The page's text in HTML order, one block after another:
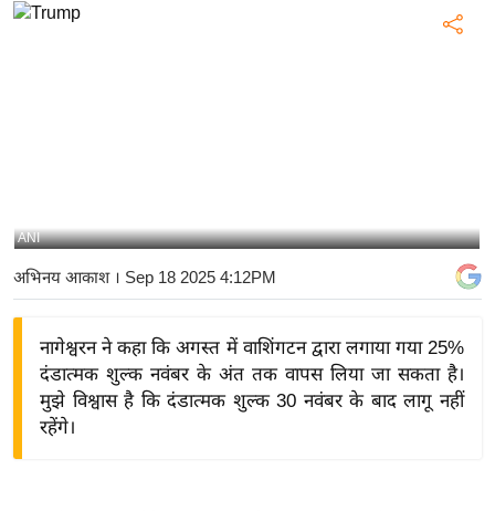
रा
य
बि
ज़
द्यो
ANI
अभिनय आकाश। Sep 18 2025 4:12PM
नागेश्वरन ने कहा कि अगस्त में वाशिंगटन द्वारा लगाया गया 25%
दंडात्मक शुल्क नवंबर के अंत तक वापस लिया जा सकता है।
मुझे विश्वास है कि दंडात्मक शुल्क 30 नवंबर के बाद लागू नहीं
रहेंगे।